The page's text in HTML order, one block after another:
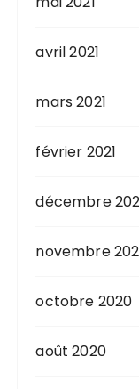
avril 2021
mars 2021
février 2021
décembre
novembre
octobre 2020
août 2020